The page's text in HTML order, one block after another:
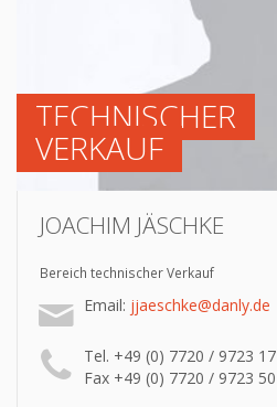
TECHNISCHER
VERKAUF
JOACHIM JÄSCHKE
Bereich technischer Verkauf
Email: jjaeschke@danly.de
Tel. +49 (0) 7720 / 9723 17
Fax +49 (0) 7720 / 9723 50